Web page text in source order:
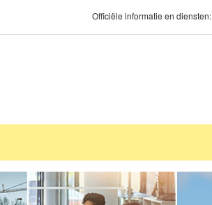
Officiële informatie en diensten: